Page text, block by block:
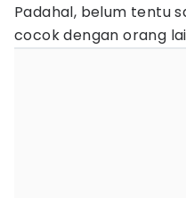
Padahal, belum tentu
cocok dengan orang